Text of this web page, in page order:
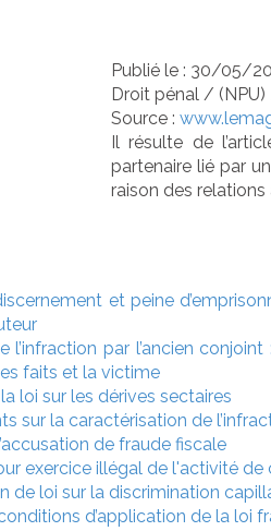
Publié le : 30/05/
Droit pénal /
Source :
Il résulte de
partenaire lié par
raison des relations
et peine
l’infraction par l’ancien
faits et la victime
loi sur les dérives sectaires
sur la caractérisation de
de fraude fiscale
exercice illégal de l'activité de
de loi sur la discrimination
d’application de la loi